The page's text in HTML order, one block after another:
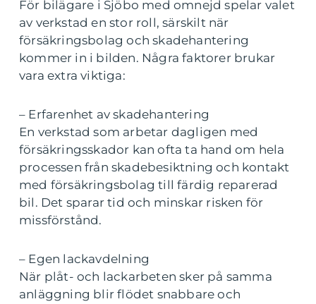
För bilägare i Sjöbo med omnejd spelar valet
av verkstad en stor roll, särskilt när
försäkringsbolag och skadehantering
kommer in i bilden. Några faktorer brukar
vara extra viktiga:
– Erfarenhet av skadehantering
En verkstad som arbetar dagligen med
försäkringsskador kan ofta ta hand om hela
processen från skadebesiktning och kontakt
med försäkringsbolag till färdig reparerad
bil. Det sparar tid och minskar risken för
missförstånd.
– Egen lackavdelning
När plåt- och lackarbeten sker på samma
anläggning blir flödet snabbare och